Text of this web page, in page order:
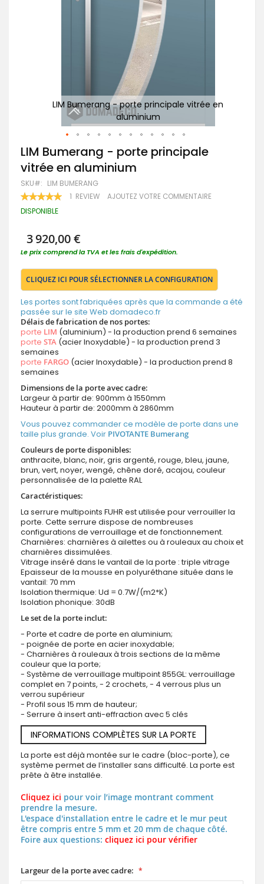
LIM Bumerang - porte principale vitrée en
aluminium
Passer
au
début
de
la
Galerie
d’images
LIM Bumerang - porte principale
vitrée en aluminium
SKU LIM BUMERANG
RATING: 1 REVIEW AJOUTEZ VOTRE COMMENTAIRE
DISPONIBLE
3 920,00 €
Le prix comprend la TVA et les frais d'expédition.
CLIQUEZ ICI POUR SÉLECTIONNER LA CONFIGURATION
Les portes sont fabriquées après que la commande a été
passée sur le site Web domadeco.fr
Délais de fabrication de nos portes:
porte LIM (aluminium) - la production prend 6 semaines
porte STA (acier Inoxydable) - la production prend 3
semaines
porte FARGO (acier Inoxydable) - la production prend 8
semaines
Dimensions de la porte avec cadre:
Largeur à partir de: 900mm à 1550mm
Hauteur à partir de: 2000mm à 2860mm
Vous pouvez commander ce modèle de porte dans une
taille plus grande. Voir PIVOTANTE Bumerang
Couleurs de porte disponibles:
anthracite, blanc, noir, gris argenté, rouge, bleu, jaune,
brun, vert, noyer, wengé, chêne doré, acajou, couleur
personnalisée de la palette RAL
Caractéristiques:
La serrure multipoints FUHR est utilisée pour verrouiller la
porte. Cette serrure dispose de nombreuses
configurations de verrouillage et de fonctionnement.
Charnières: charnières à ailettes ou à rouleaux au choix et
charnières dissimulées.
Vitrage inséré dans le vantail de la porte : triple vitrage
Epaisseur de la mousse en polyuréthane située dans le
vantail: 70 mm
Isolation thermique: Ud = 0.7W/(m2*K)
Isolation phonique: 30dB
Le set de la porte inclut:
- Porte et cadre de porte en aluminium;
- poignée de porte en acier inoxydable;
- Charnières à rouleaux à trois sections de la même
couleur que la porte;
- Système de verrouillage multipoint 855GL: verrouillage
complet en 7 points, - 2 crochets, - 4 verrous plus un
verrou supérieur
- Profil sous 15 mm de hauteur;
- Serrure à insert anti-effraction avec 5 clés
INFORMATIONS COMPLÈTES SUR LA PORTE
La porte est déjà montée sur le cadre (bloc-porte), ce
système permet de l’installer sans difficulté. La porte est
prête à être installée.
Cliquez ici pour voir l’image montrant comment
prendre la mesure.
L'espace d'installation entre le cadre et le mur peut
être compris entre 5 mm et 20 mm de chaque côté.
Foire aux questions: cliquez ici pour vérifier
Largeur de la porte avec cadre: